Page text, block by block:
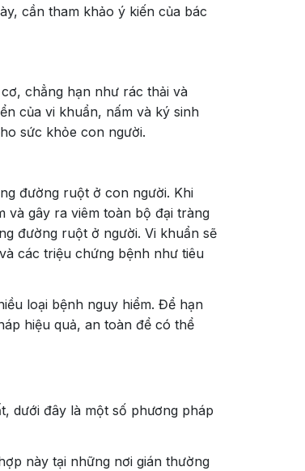
cần tham khảo ý kiến ​​của bác
chẳng hạn như rác thải và
của vi khuẩn, nấm và ký sinh
sức khỏe con người.
đường ruột ở con người. Khi
và gây ra viêm toàn bộ đại tràng
đường ruột ở người. Vi khuẩn sẽ
các triệu chứng bệnh như tiêu
loại bệnh nguy hiểm. Để hạn
hiệu quả, an toàn để có thể
dưới đây là một số phương pháp
này tại những nơi gián thường